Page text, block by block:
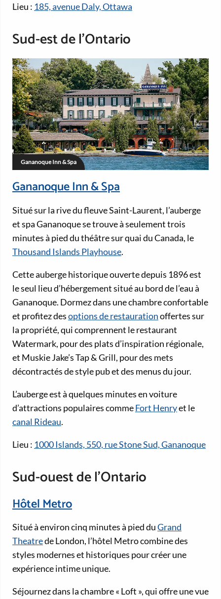
Lieu : 185, avenue Daly, Ottawa
Sud-est de l’Ontario
Gananoque Inn & Spa
Gananoque Inn & Spa
Situé sur la rive du fleuve Saint-Laurent, l’auberge
et spa Gananoque se trouve à seulement trois
minutes à pied du théâtre sur quai du Canada, le
Thousand Islands Playhouse.
Cette auberge historique ouverte depuis 1896 est
le seul lieu d’hébergement situé au bord de l’eau à
Gananoque. Dormez dans une chambre confortable
et profitez desoptions de restaurationoffertes sur
la propriété, qui comprennent le restaurant
Watermark, pour des plats d’inspiration régionale,
et Muskie Jake’s Tap & Grill, pour des mets
décontractés de style pub et des menus du jour.
L’auberge est à quelques minutes en voiture
d’attractions populaires commeFort Henryet le
canal Rideau.
Lieu : 1000 Islands, 550, rue Stone Sud, Gananoque
Sud-ouest de l’Ontario
Hôtel Metro
Situé à environ cinq minutes à pied duGrand
Theatrede London, l’hôtel Metro combine des
styles modernes et historiques pour créer une
expérience intime unique.
Séjournez dans la chambre « Loft », qui offre une vue